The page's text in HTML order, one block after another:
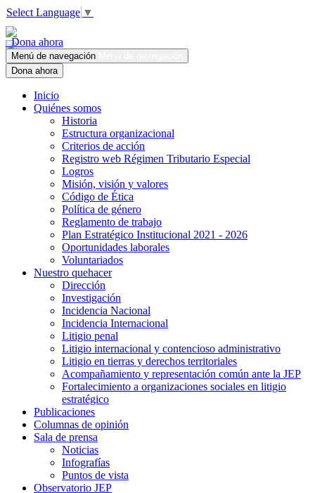
Select Language ▼
Dona ahora
Menú de navegación
Dona ahora
Inicio
Quiénes somos
Historia
Estructura organizacional
Criterios de acción
Registro web Régimen Tributario Especial
Logros
Misión, visión y valores
Código de Ética
Política de género
Reglamento de trabajo
Plan Estratégico Institucional 2021 - 2026
Oportunidades laborales
Voluntariados
Nuestro quehacer
Dirección
Investigación
Incidencia Nacional
Incidencia Internacional
Litigio penal
Litigio internacional y contencioso administrativo
Litigio en tierras y derechos territoriales
Acompañamiento y representación común ante la JEP
Fortalecimiento a organizaciones sociales en litigio
estratégico
Publicaciones
Columnas de opinión
Sala de prensa
Noticias
Infografías
Puntos de vista
Observatorio JEP